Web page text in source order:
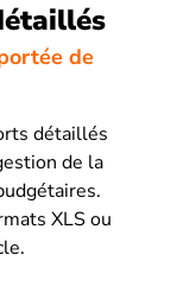
de
détaillés
de la
XLS ou